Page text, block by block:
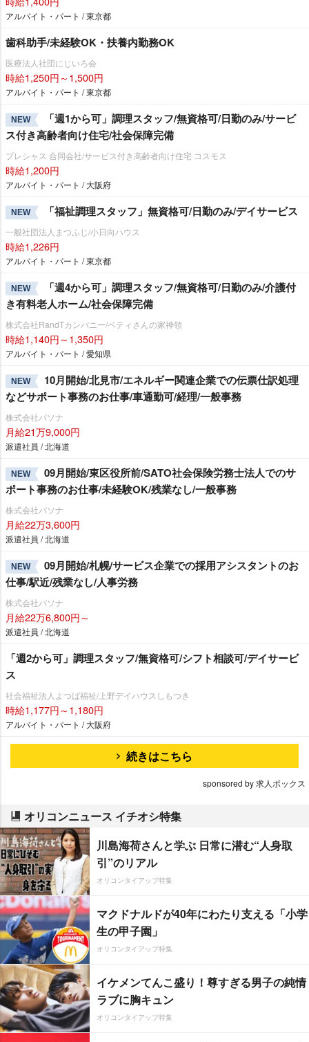
アルバイト・パート / 東京都
歯科助手/未経験OK・扶養内勤務OK
医療法人社団にじいろ会
時給1,250円～1,500円
アルバイト・パート / 東京都
NEW
「週1から可」調理スタッフ/無資格可/日勤のみ/サービ
ス付き高齢者向け住宅/社会保障完備
プレシャス 合同会社/サービス付き高齢者向け住宅 コスモス
時給1,200円
アルバイト・パート / 大阪府
NEW 「福祉調理スタッフ」無資格可/日勤のみ/デイサービス
一般社団法人まつふじ/小日向ハウス
時給1,226円
アルバイト・パート / 東京都
NEW
「週4から可」調理スタッフ/無資格可/日勤のみ/介護付
き有料老人ホーム/社会保障完備
株式会社RandTカンパニー/ベティさんの家神領
時給1,140円～1,350円
アルバイト・パート / 愛知県
NEW
10月開始/北見市/エネルギー関連企業での伝票仕訳処理
などサポート事務のお仕事/車通勤可/経理/一般事務
株式会社パソナ
月給21万9,000円
派遣社員 / 北海道
NEW
09月開始/東区役所前/SATO社会保険労務士法人でのサ
ポート事務のお仕事/未経験OK/残業なし/一般事務
株式会社パソナ
月給22万3,600円
派遣社員 / 北海道
NEW
09月開始/札幌/サービス企業での採用アシスタントのお
仕事/駅近/残業なし/人事労務
株式会社パソナ
月給22万6,800円～
派遣社員 / 北海道
「週2から可」調理スタッフ/無資格可/シフト相談可/デイサービ
ス
社会福祉法人よつば福祉/上野デイハウスしもつき
時給1,177円～1,180円
アルバイト・パート / 大阪府
続きはこちら
sponsored by 求人ボックス
オリコンニュース イチオシ特集
川島海荷さんと学ぶ 日常に潜む“人身取
引”のリアル
オリコンタイアップ特集
マクドナルドが40年にわたり支える「小学
生の甲子園」
オリコンタイアップ特集
イケメンてんこ盛り！尊すぎる男子の純情
ラブに胸キュン
オリコンタイアップ特集